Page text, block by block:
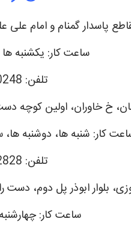
پاسدار گمنام و امام علی
ساعت کار: یکشنبه ها ۵ تا ۸ بعد از ظهر
تلفن: 33100248
خ خاوران، اولین کوچه دست
کار: شنبه ها، دوشنبه ها، سه شنبه ها ۳
تلفن: 33732828
بلوار ابوذر پل دوم، دست
ساعت کار: چهارشنبه ها ۹ تا